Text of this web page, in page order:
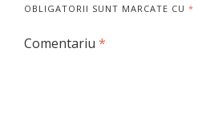
OBLIGATORII SUNT MARCATE CU *
Comentariu *